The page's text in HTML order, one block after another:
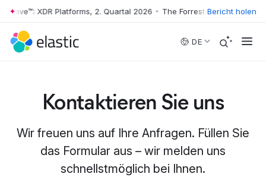
Skip to main content
XDR Platforms, 2. Quartal 2026 • The Forrester Wave™: XDR
Bericht holen
DE
Kontaktieren Sie uns
Wir freuen uns auf Ihre Anfragen. Füllen Sie
das Formular aus – wir melden uns
schnellstmöglich bei Ihnen.